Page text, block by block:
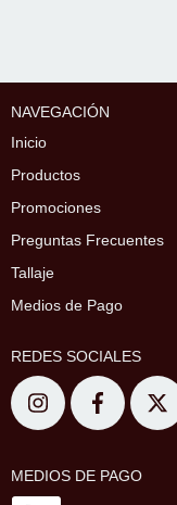
NAVEGACIÓN
Inicio
Productos
Promociones
Preguntas Frecuentes
Tallaje
Medios de Pago
REDES SOCIALES
MEDIOS DE PAGO